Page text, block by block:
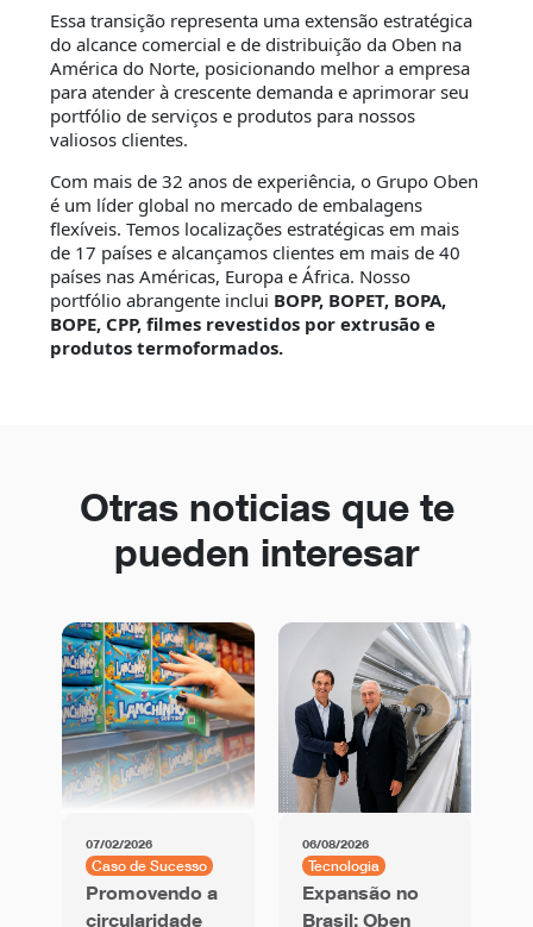
Essa transição representa uma extensão estratégica
do alcance comercial e de distribuição da Oben na
América do Norte, posicionando melhor a empresa
para atender à crescente demanda e aprimorar seu
portfólio de serviços e produtos para nossos
valiosos clientes.
Com mais de 32 anos de experiência, o Grupo Oben
é um líder global no mercado de embalagens
flexíveis. Temos localizações estratégicas em mais
de 17 países e alcançamos clientes em mais de 40
países nas Américas, Europa e África. Nosso
portfólio abrangente inclui BOPP, BOPET, BOPA,
BOPE, CPP, filmes revestidos por extrusão e
produtos termoformados.
Otras noticias que te
pueden interesar
07/02/2026
Caso de Sucesso
Promovendo a
circularidade
06/08/2026
Tecnologia
Expansão no
Brasil: Oben